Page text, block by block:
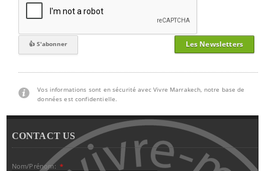
Les Newsletters
Vos informations sont en sécurité avec Vivre Marrakech, notre base de
données est confidentielle.
CONTACT US
Nom/Prénom: *